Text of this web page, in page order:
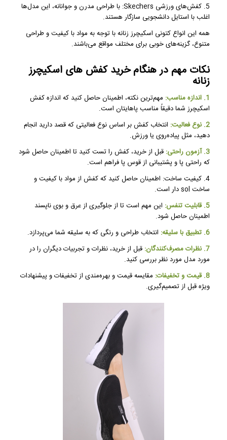
5. کفش‌های ورزشی Skechers: با طراحی مدرن و جوانانه، این مدل‌ها
اغلب با استایل دانشجویی سازگار هستند.
همه این انواع کتونی اسکیچرز زنانه با توجه به مواد با کیفیت و طراحی
متنوع، گزینه‌های خوبی برای مختلف مواقع می‌باشند.
نکات مهم در هنگام خرید کفش های اسکیچرز
زنانه
1. اندازه مناسب:
مهم‌ترین نکته، اطمینان حاصل کنید که اندازه کفش
اسکیچرز شما دقیقاً مناسب پاهایتان است.
2. نوع فعالیت:
انتخاب کفش بر اساس نوع فعالیتی که قصد دارید انجام
دهید، مثل پیاده‌روی یا ورزش.
3. آزمون راحتی:
قبل از خرید، کفش را تست کنید تا اطمینان حاصل شود
که راحتی پا و پشتیبانی از قوس پا فراهم است.
4. کیفیت ساخت: اطمینان حاصل کنید که کفش از مواد با کیفیت و
ساخت sol دار است.
5. قابلیت تنفس:
این مهم است تا از جلوگیری از عرق و بوی ناپسند
اطمینان حاصل شود.
6. تطبیق با سلیقه:
انتخاب طراحی و رنگی که به سلیقه شما می‌پردازد.
7. نظرات مصرف‌کنندگان:
قبل از خرید، نظرات و تجربیات دیگران را در
مورد مدل مورد نظر بررسی کنید.
8. قیمت و تخفیفات:
مقایسه قیمت و بهره‌مندی از تخفیفات و پیشنهادات
ویژه قبل از تصمیم‌گیری.